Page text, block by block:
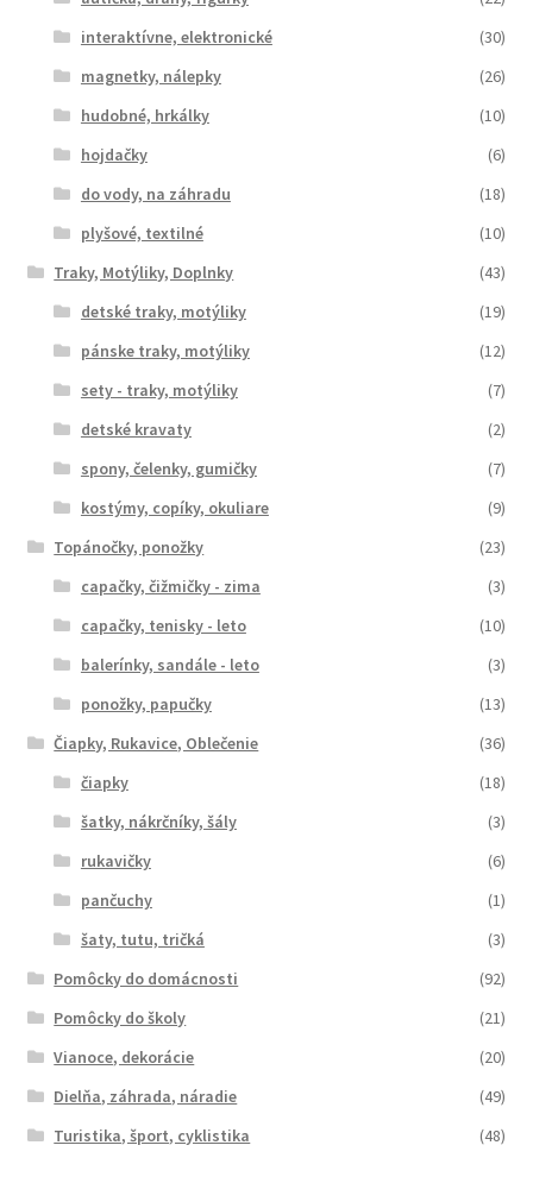
interaktívne, elektronické
(30)
magnetky, nálepky
(26)
hudobné, hrkálky
(10)
hojdačky
(6)
do vody, na záhradu
(18)
plyšové, textilné
(10)
Traky, Motýliky, Doplnky
(43)
detské traky, motýliky
(19)
pánske traky, motýliky
(12)
sety - traky, motýliky
(7)
detské kravaty
(2)
spony, čelenky, gumičky
(7)
kostýmy, copíky, okuliare
(9)
Topánočky, ponožky
(23)
capačky, čižmičky - zima
(3)
capačky, tenisky - leto
(10)
balerínky, sandále - leto
(3)
ponožky, papučky
(13)
Čiapky, Rukavice, Oblečenie
(36)
čiapky
(18)
šatky, nákrčníky, šály
(3)
rukavičky
(6)
pančuchy
(1)
šaty, tutu, tričká
(3)
Pomôcky do domácnosti
(92)
Pomôcky do školy
(21)
Vianoce, dekorácie
(20)
Dielňa, záhrada, náradie
(49)
Turistika, šport, cyklistika
(48)